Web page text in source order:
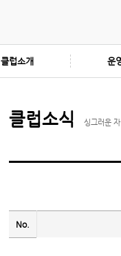
클럽소개 운
클럽소식 싱그러운
No.